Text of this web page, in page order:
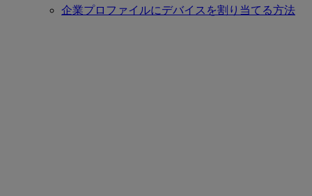
企業プロファイルにデバイスを割り当てる方法